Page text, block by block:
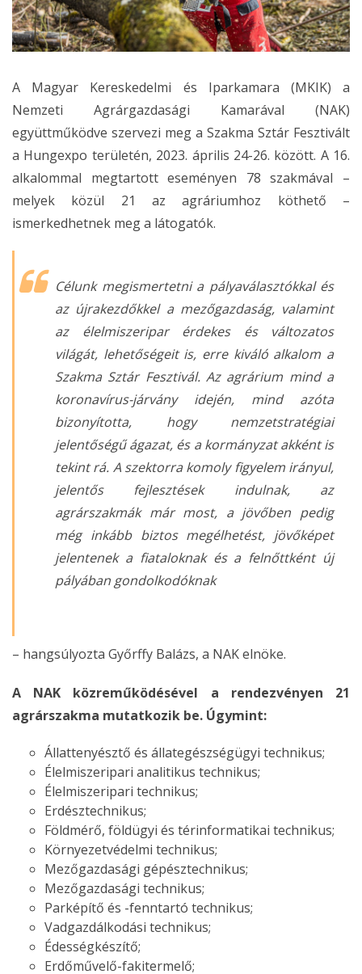
A Magyar Kereskedelmi és Iparkamara (MKIK) a
Nemzeti Agrárgazdasági Kamarával (NAK)
együttműködve szervezi meg a Szakma Sztár Fesztivált
a Hungexpo területén, 2023. április 24-26. között. A 16.
alkalommal megtartott eseményen 78 szakmával –
melyek közül 21 az agráriumhoz köthető –
ismerkedhetnek meg a látogatók.
Célunk megismertetni a pályaválasztókkal és
az újrakezdőkkel a mezőgazdaság, valamint
az élelmiszeripar érdekes és változatos
világát, lehetőségeit is, erre kiváló alkalom a
Szakma Sztár Fesztivál. Az agrárium mind a
koronavírus-járvány idején, mind azóta
bizonyította, hogy nemzetstratégiai
jelentőségű ágazat, és a kormányzat akként is
tekint rá. A szektorra komoly figyelem irányul,
jelentős fejlesztések indulnak, az
agrárszakmák már most, a jövőben pedig
még inkább biztos megélhetést, jövőképet
jelentenek a fiataloknak és a felnőttként új
pályában gondolkodóknak
– hangsúlyozta Győrffy Balázs, a NAK elnöke.
A NAK közreműködésével a rendezvényen 21
agrárszakma mutatkozik be. Úgymint:
Állattenyésztő és állategészségügyi technikus;
Élelmiszeripari analitikus technikus;
Élelmiszeripari technikus;
Erdésztechnikus;
Földmérő, földügyi és térinformatikai technikus;
Környezetvédelmi technikus;
Mezőgazdasági gépésztechnikus;
Mezőgazdasági technikus;
Parképítő és -fenntartó technikus;
Vadgazdálkodási technikus;
Édességkészítő;
Erdőművelő-fakitermelő;